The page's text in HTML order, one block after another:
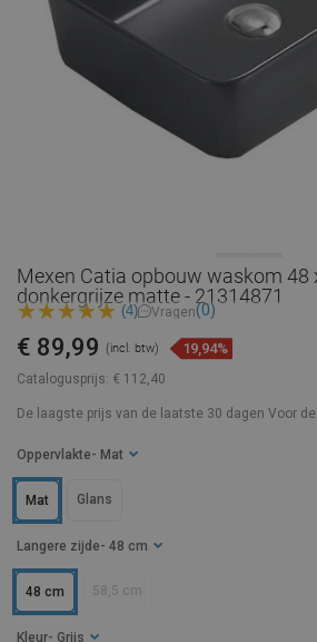
Mexen Catia opbouw waskom 48
donkergrijze matte - 21314871
(4) Vragen(0)
Catalogusprijs: € 112,40
€ 89,99 (incl. btw) 19,94%
De laagste prijs van de laatste 30 dagen Voor
Langere zijde - 48 cm
48 cm 58,5 cm
Kleur - Grijs
Oppervlakte - Mat
Mat Glans